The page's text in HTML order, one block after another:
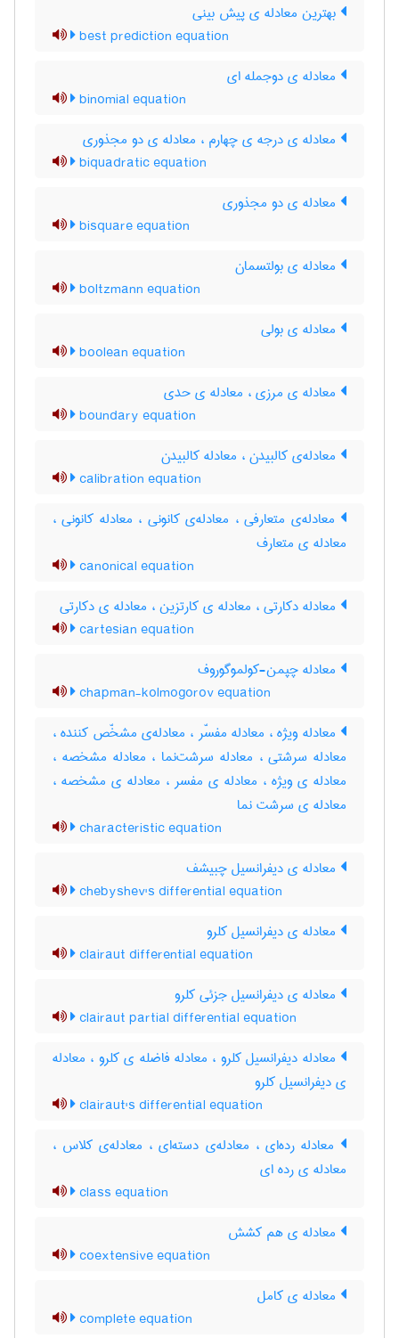
بهترین معادله ی پیش بینی
best prediction equation
معادله ی دوجمله ای
binomial equation
معادله ی درجه ی چهارم ، معادله ی دو مجذوری
biquadratic equation
معادله ی دو مجذوری
bisquare equation
معادله ی بولتسمان
boltzmann equation
معادله ی بولی
boolean equation
معادله ی مرزی ، معادله ی حدی
boundary equation
معادله‌ی کالبیدن ، معادله کالبیدن
calibration equation
معادله‌ی متعارفی ، معادله‌ی کانونی ، معادله کانونی ،
معادله ی متعارف
canonical equation
معادله دکارتی ، معادله ی کارتزین ، معادله ی دکارتی
cartesian equation
معادله چپمن-کولموگوروف
chapman-kolmogorov equation
معادله ویژه ، معادله مفسّر ، معادله‌ی مشخّص کننده ،
معادله سرشتی ، معادله سرشت‌نما ، معادله مشخصه ،
معادله ی ویژه ، معادله ی مفسر ، معادله ی مشخصه ،
معادله ی سرشت نما
characteristic equation
معادله ی دیفرانسیل چبیشف
chebyshev's differential equation
معادله ی دیفرانسیل کلرو
clairaut differential equation
معادله ی دیفرانسیل جزئی کلرو
clairaut partial differential equation
معادله دیفرانسیل کلرو ، معادله فاضله ی کلرو ، معادله
ی دیفرانسیل کلرو
clairaut's differential equation
معادله رده‌ای ، معادله‌ی دسته‌ای ، معادله‌ی کلاس ،
معادله ی رده ای
class equation
معادله ی هم کشش
coextensive equation
معادله ی کامل
complete equation